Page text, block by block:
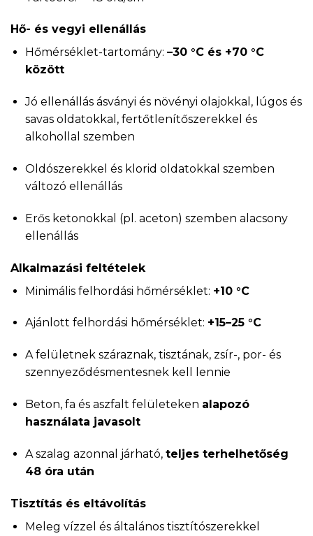
Hő- és vegyi ellenállás
Hőmérséklet-tartomány: –30 °C és +70 °C
között
Jó ellenállás ásványi és növényi olajokkal, lúgos és
savas oldatokkal, fertőtlenítőszerekkel és
alkohollal szemben
Oldószerekkel és klorid oldatokkal szemben
változó ellenállás
Erős ketonokkal (pl. aceton) szemben alacsony
ellenállás
Alkalmazási feltételek
Minimális felhordási hőmérséklet: +10 °C
Ajánlott felhordási hőmérséklet: +15–25 °C
A felületnek száraznak, tisztának, zsír-, por- és
szennyeződésmentesnek kell lennie
Beton, fa és aszfalt felületeken alapozó
használata javasolt
A szalag azonnal járható, teljes terhelhetőség
48 óra után
Tisztítás és eltávolítás
Meleg vízzel és általános tisztítószerekkel